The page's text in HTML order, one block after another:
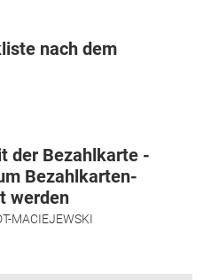
nach dem
der Bezahlkarte -
Bezahlkarten-
werden
MACIEJEWSKI